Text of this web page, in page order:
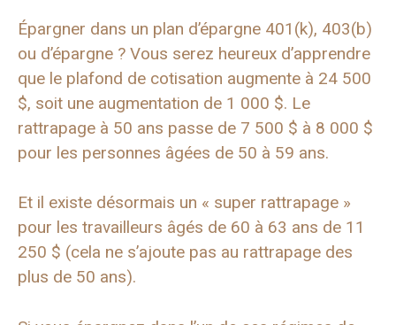
Épargner dans un plan d’épargne 401(k), 403(b)
ou d’épargne ? Vous serez heureux d’apprendre
que le plafond de cotisation augmente à 24 500
$, soit une augmentation de 1 000 $. Le
rattrapage à 50 ans passe de 7 500 $ à 8 000 $
pour les personnes âgées de 50 à 59 ans.
Et il existe désormais un « super rattrapage »
pour les travailleurs âgés de 60 à 63 ans de 11
250 $ (cela ne s’ajoute pas au rattrapage des
plus de 50 ans).